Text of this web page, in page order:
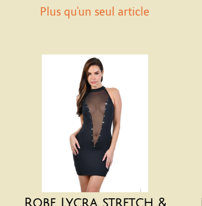
Plus qu'un seul article